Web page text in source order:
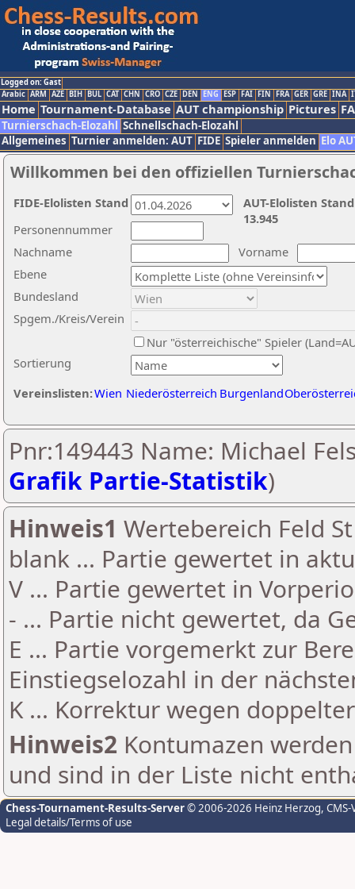
Logged on: Gast
Arabic ARM AZE BIH BUL CAT CHN CRO CZE DEN ENG ESP FAI FIN FRA GER GRE INA
Home Tournament-Database AUT championship Pictures
Turnierschach-Elozahl Schnellschach-Elozahl
Allgemeines Turnier anmelden: AUT FIDE Spieler anmelden Elo
Willkommen bei den offiziellen
Nachname
Vorname
Ebene
Sortierung
Personennummer
Bundesland
Spgem./Kreis/Verein
Nur "österreichische" Spieler
Vereinslisten:Wien Niederösterreich Burgenland
AUT-Elolisten
13.945
FIDE-Elolisten Stand
Pnr:149443 Name: Michael
Grafik Partie-Statistik)
Hinweis1 Wertebereich Feld
blank ... Partie gewertet in
V ... Partie gewertet in
- ... Partie nicht gewertet, da
E ... Partie vorgemerkt zur
Einstiegselozahl in der
K ... Korrektur wegen
Hinweis2 Kontumazen
und sind in der Liste nicht
Chess-Tournament-Results-Server© 2006-2026 Heinz Herzog,
Legal details/Terms of use